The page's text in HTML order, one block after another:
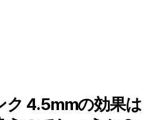
ク 4.5mmの効果は